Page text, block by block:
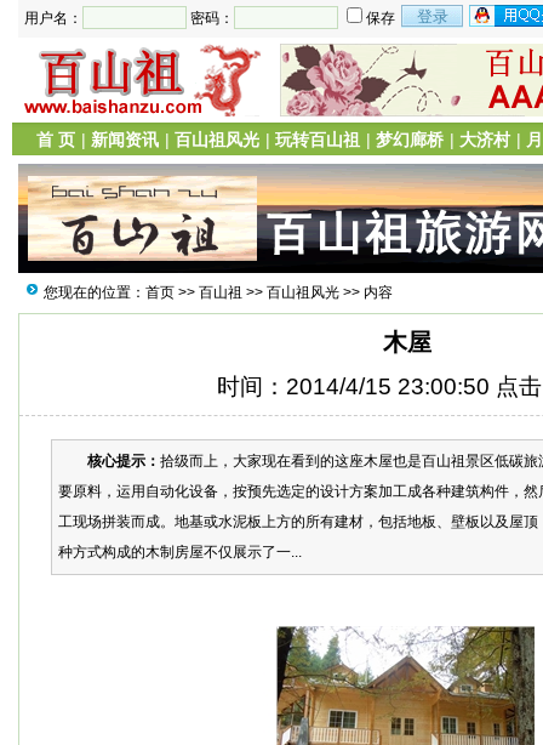
用户名： 密码： 保存
首 页 | 新闻资讯 | 百山祖风光 | 玩转百山祖 | 梦幻廊桥 | 大济村 |
您现在的位置： 首页 >> 百山祖 >> 百山祖风光 >> 内容
木屋
时间：2014/4/15 23:00:50 点
核心提示： 拾级而上，大家现在看到的这座木屋也是百山祖景区低碳
要原料，运用自动化设备，按预先选定的设计方案加工成各种建筑构件，
工现场拼装而成。地基或水泥板上方的所有建材，包括地板、壁板以及屋
种方式构成的木制房屋不仅展示了一...